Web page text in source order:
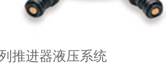
推进器液压系统